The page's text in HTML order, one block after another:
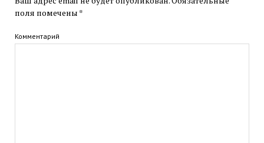
поля помечены *
Комментарий